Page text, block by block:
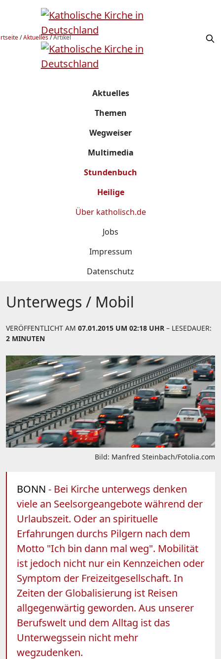
/Aktuelles/Artikel
Aktuelles
Themen
Wegweiser
Multimedia
Stundenbuch
Heilige
Über katholisch.de
Jobs
Impressum
Datenschutz
Unterwegs / Mobil
VERÖFFENTLICHT AM 07.01.2015 UM 02:18 UHR – LESEDAUER:
2 MINUTEN
Bild: Manfred Steinbach/Fotolia.com
BONN - Bei Kirche unterwegs denken
viele an Seelsorgeangebote während der
Urlaubszeit. Oder an spirituelle
Erfahrungen durchs Pilgern nach dem
Motto "Ich bin dann mal weg". Mobilität
ist jedoch nicht nur ein Kennzeichen oder
Symptom der Freizeitgesellschaft. In
Zeiten der Globalisierung ist Reisen
allgegenwärtig geworden. Aus unserer
Berufswelt und dem Alltag ist das
Unterwegssein nicht mehr
wegzudenken.